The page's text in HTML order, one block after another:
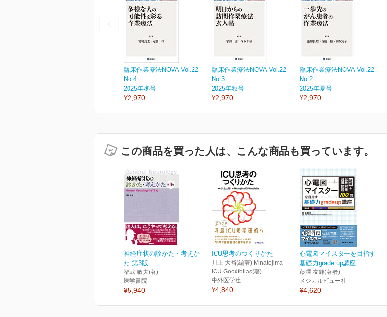
臨床作業療法NOVA Vol.22
No.4
2025年冬号
¥2,970
臨床作業療法NOVA Vol.22
No.3
2025年秋号
¥2,970
臨床作業療法NOVA Vol.22
No.2
2025年夏号
¥2,970
この商品を買った人は、こんな商品も買っています。
神経症状の診かた・考えか
た 第3版
福武 敏夫(著)
医学書院
¥5,940
ICU思考のつくりかた
川上 大裕(編著) Minatojima
ICU Goodfellas(著)
中外医学社
¥4,840
心電図マイスターを目指す
基礎力grade up講座
藤澤 友輝(著者)
メジカルビュー社
¥4,620